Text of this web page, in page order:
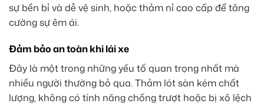
sự bền bỉ và dễ vệ sinh, hoặc thảm nỉ cao cấp để tăng
cường sự êm ái.
Đảm bảo an toàn khi lái xe
Đây là một trong những yếu tố quan trọng nhất mà
nhiều người thường bỏ qua. Thảm lót sàn kém chất
lượng, không có tính năng chống trượt hoặc bị xô lệch